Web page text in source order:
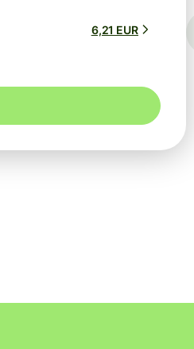
6,21 EUR